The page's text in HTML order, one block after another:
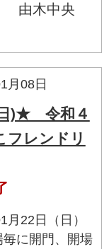
由木中央
月08日
)★ 令和４
レンドリ
月22日（日）
に開門、開場